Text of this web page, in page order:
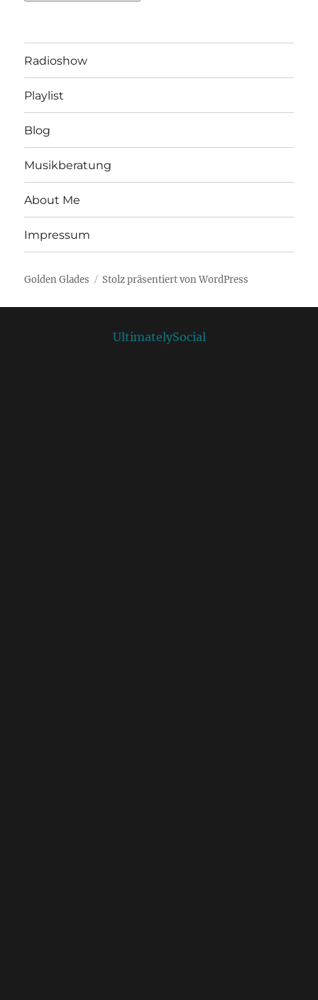
Radioshow
Playlist
Blog
Musikberatung
About Me
Impressum
Golden Glades Stolz präsentiert von WordPress
UltimatelySocial